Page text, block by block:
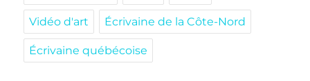
Vidéo d'art Écrivaine de la Côte-Nord
Écrivaine québécoise